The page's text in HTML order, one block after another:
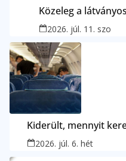
Közeleg a
2026. júl. 11. szo
Kiderült, mennyit
2026. júl. 6. hét